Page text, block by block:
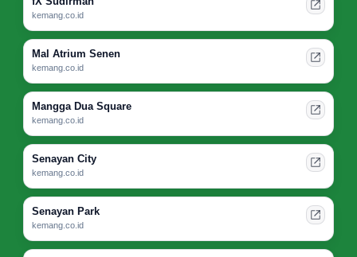
kemang.co.id
Mal Atrium Senen
kemang.co.id
Mangga Dua Square
kemang.co.id
Senayan City
kemang.co.id
Senayan Park
kemang.co.id